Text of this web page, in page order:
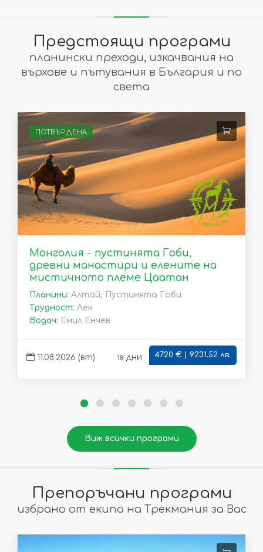
Предстоящи програми
планински преходи, изкачвания на
върхове и пътувания в България и по
света
ПОТВЪРДЕНА
Монголия - пустинята Гоби,
древни манастири и елените на
мистичното племе Цаатан
Планини: Алтай, Пустинята Гоби
Трудност: Лек
Водач: Емил Енчев
11.08.2026 (вт) 18 дни 4720 € | 9231.52 лв.
Виж всички програми
Препоръчани програми
избрано от екипа на Трекмания за Вас